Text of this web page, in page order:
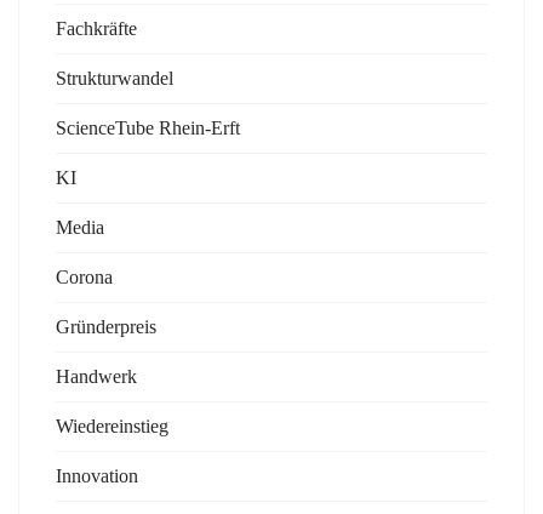
Fachkräfte
Strukturwandel
ScienceTube Rhein-Erft
KI
Media
Corona
Gründerpreis
Handwerk
Wiedereinstieg
Innovation